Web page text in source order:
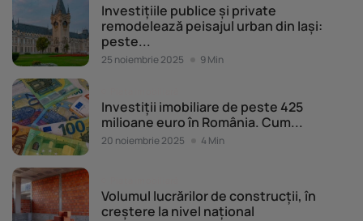
Investițiile publice și private
remodelează peisajul urban din Iași:
peste...
25 noiembrie 2025 9 Min
Investiții imobiliare de peste 425
milioane euro în România. Cum...
20 noiembrie 2025 4 Min
Volumul lucrărilor de construcții, în
creștere la nivel național